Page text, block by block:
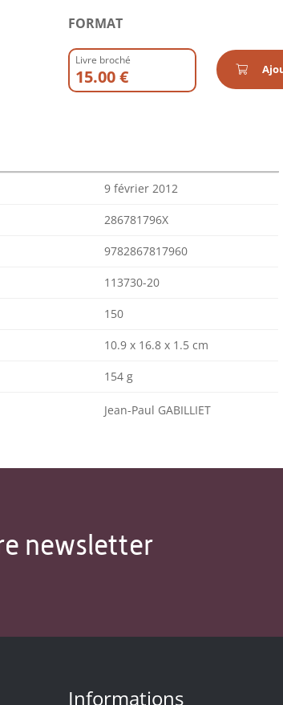
FORMAT
Livre broché
15.00 €
9 février 2012
286781796X
9782867817960
113730-20
150
10.9 x 16.8 x 1.5 cm
154 g
Jean-Paul GABILLIET
newsletter
Informations